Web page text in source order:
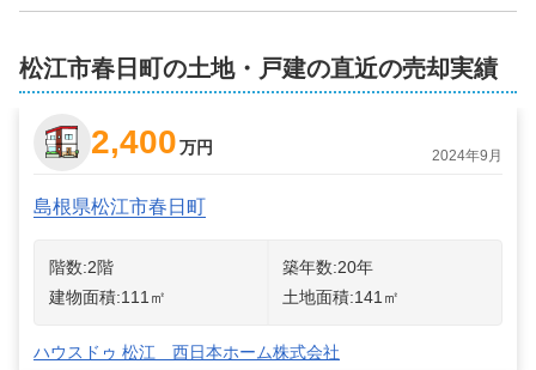
松江市春日町の土地・戸建の直近の売却実績
2,400万円 2024年9月
島根県松江市春日町
階数:2階 築年数:20年
建物面積:111 ㎡ 土地面積:141 ㎡
ハウスドゥ 松江 西日本ホーム株式会社